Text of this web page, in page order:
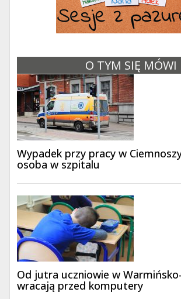
O TYM SIĘ MÓWI
Wypadek przy pracy w
osoba w szpitalu
Od jutra uczniowie w
wracają przed komputery